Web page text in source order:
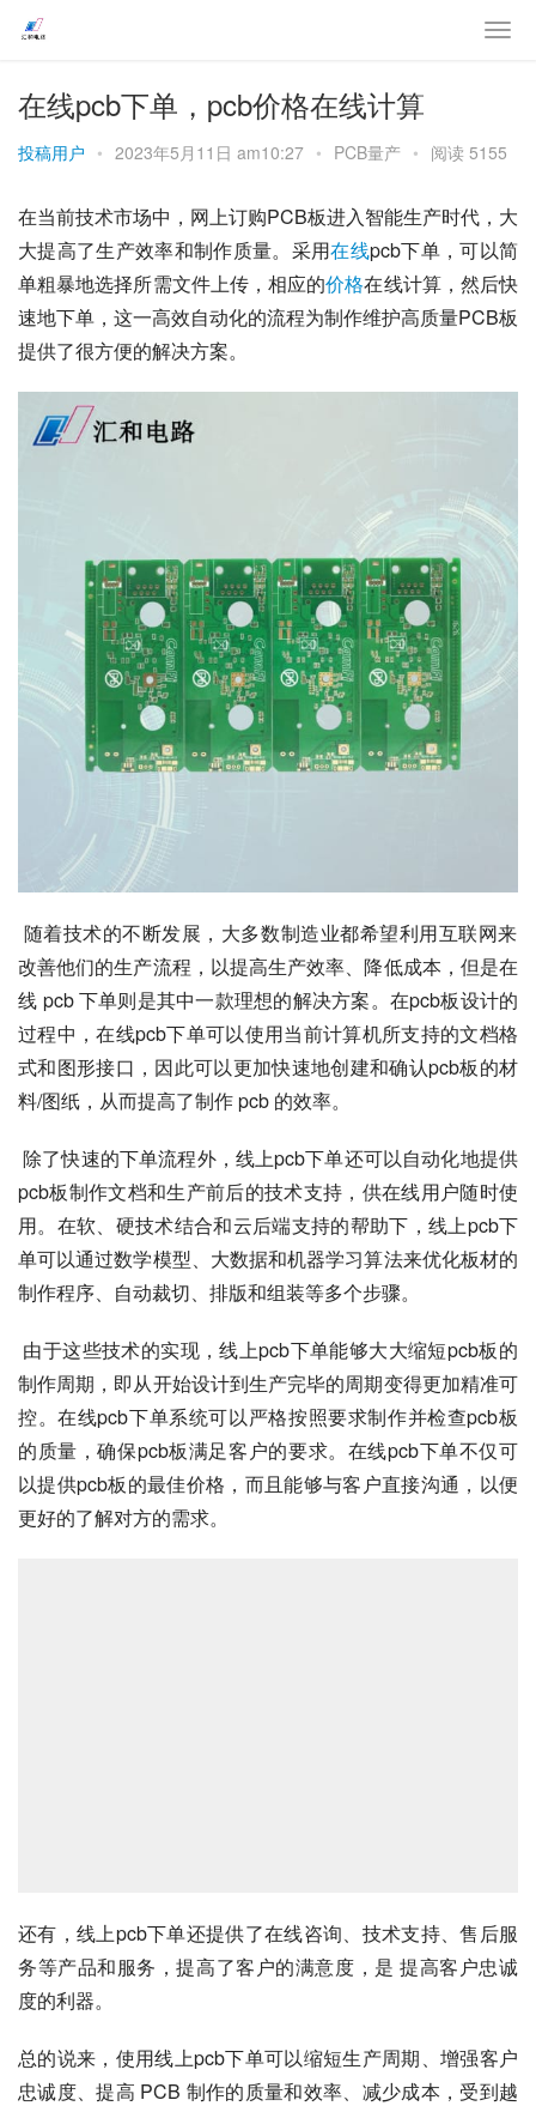
在线pcb下单，pcb价格在线计算
投稿用户 • 2023年5月11日 am10:27 • PCB量产 • 阅读 5155
在当前技术市场中，网上订购PCB板进入智能生产时代，大
大提高了生产效率和制作质量。采用在线pcb下单，可以简
单粗暴地选择所需文件上传，相应的价格在线计算，然后快
速地下单，这一高效自动化的流程为制作维护高质量PCB板
提供了很方便的解决方案。
改善他们的生产流程，以提高生产效率、降低成本，但是在
线 pcb 下单则是其中一款理想的解决方案。在pcb板设计的
过程中，在线pcb下单可以使用当前计算机所支持的文档格
式和图形接口，因此可以更加快速地创建和确认pcb板的材
料/图纸，从而提高了制作 pcb 的效率。
除了快速的下单流程外，线上pcb下单还可以自动化地提供
pcb板制作文档和生产前后的技术支持，供在线用户随时使
用。在软、硬技术结合和云后端支持的帮助下，线上pcb下
单可以通过数学模型、大数据和机器学习算法来优化板材的
制作程序、自动裁切、排版和组装等多个步骤。
制作周期，即从开始设计到生产完毕的周期变得更加精准可
控。在线pcb下单系统可以严格按照要求制作并检查pcb板
的质量，确保pcb板满足客户的要求。在线pcb下单不仅可
以提供pcb板的最佳价格，而且能够与客户直接沟通，以便
更好的了解对方的需求。
还有，线上pcb下单还提供了在线咨询、技术支持、售后服
务等产品和服务，提高了客户的满意度，是 提高客户忠诚
度的利器。
总的说来，使用线上pcb下单可以缩短生产周期、增强客户
忠诚度、提高 PCB 制作的质量和效率、减少成本，受到越